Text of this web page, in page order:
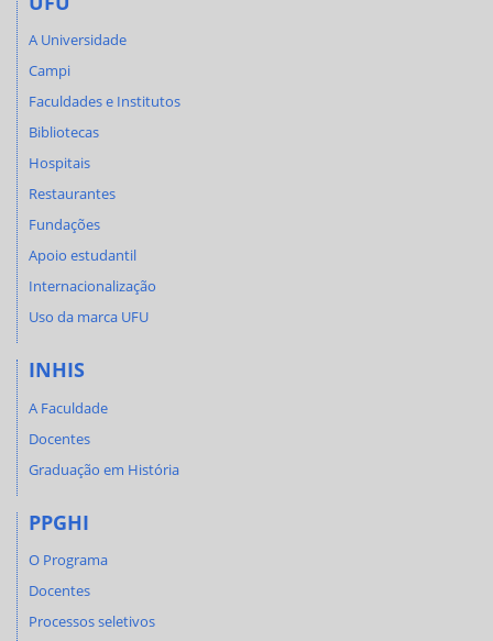
A Universidade
Campi
Faculdades e Institutos
Bibliotecas
Hospitais
Restaurantes
Fundações
Apoio estudantil
Internacionalização
Uso da marca UFU
INHIS
A Faculdade
Docentes
Graduação em História
PPGHI
O Programa
Docentes
Processos seletivos